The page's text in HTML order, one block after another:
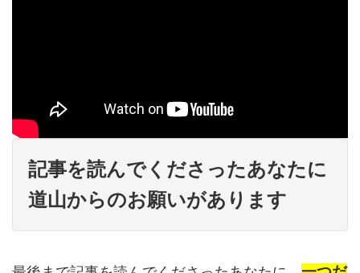
記事を読んでくださったあなたに
道山からのお願いがあります